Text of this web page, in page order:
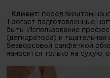
Клиент: перед визитом
Трогает подготовленные
быть: Использование
(дегидратора) и тщательная
безворсовой салфеткой
наносится только на сухую,